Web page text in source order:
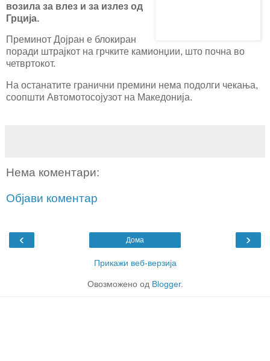
возила за влез и за излез од
Грција.
Преминот Дојран е блокиран
поради штрајкот на грчките камионџии, што почна во
четвртокот.
На останатите гранични премини нема подолги чекања,
соопшти Автомотосојузот на Македонија.
Нема коментари:
Објави коментар
‹ ›
Дома
Прикажи веб-верзија
Овозможено од Blogger.